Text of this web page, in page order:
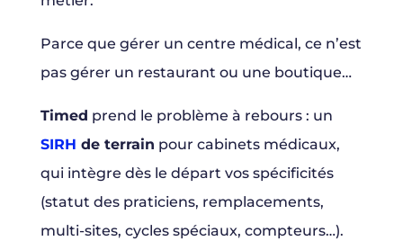
Parce que gérer un centre médical, ce n’est
pas gérer un restaurant ou une boutique…
Timed prend le problème à rebours : un
SIRH de terrain pour cabinets médicaux,
qui intègre dès le départ vos spécificités
(statut des praticiens, remplacements,
multi-sites, cycles spéciaux, compteurs…).